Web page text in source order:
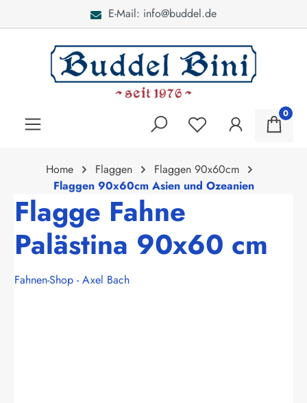
E-Mail: info@buddel.de
0
Home Flaggen
Flaggen 90x60cm
Flaggen 90x60cm Asien und Ozeanien
Flagge Fahne
Palästina 90x60 cm
Fahnen-Shop - Axel Bach